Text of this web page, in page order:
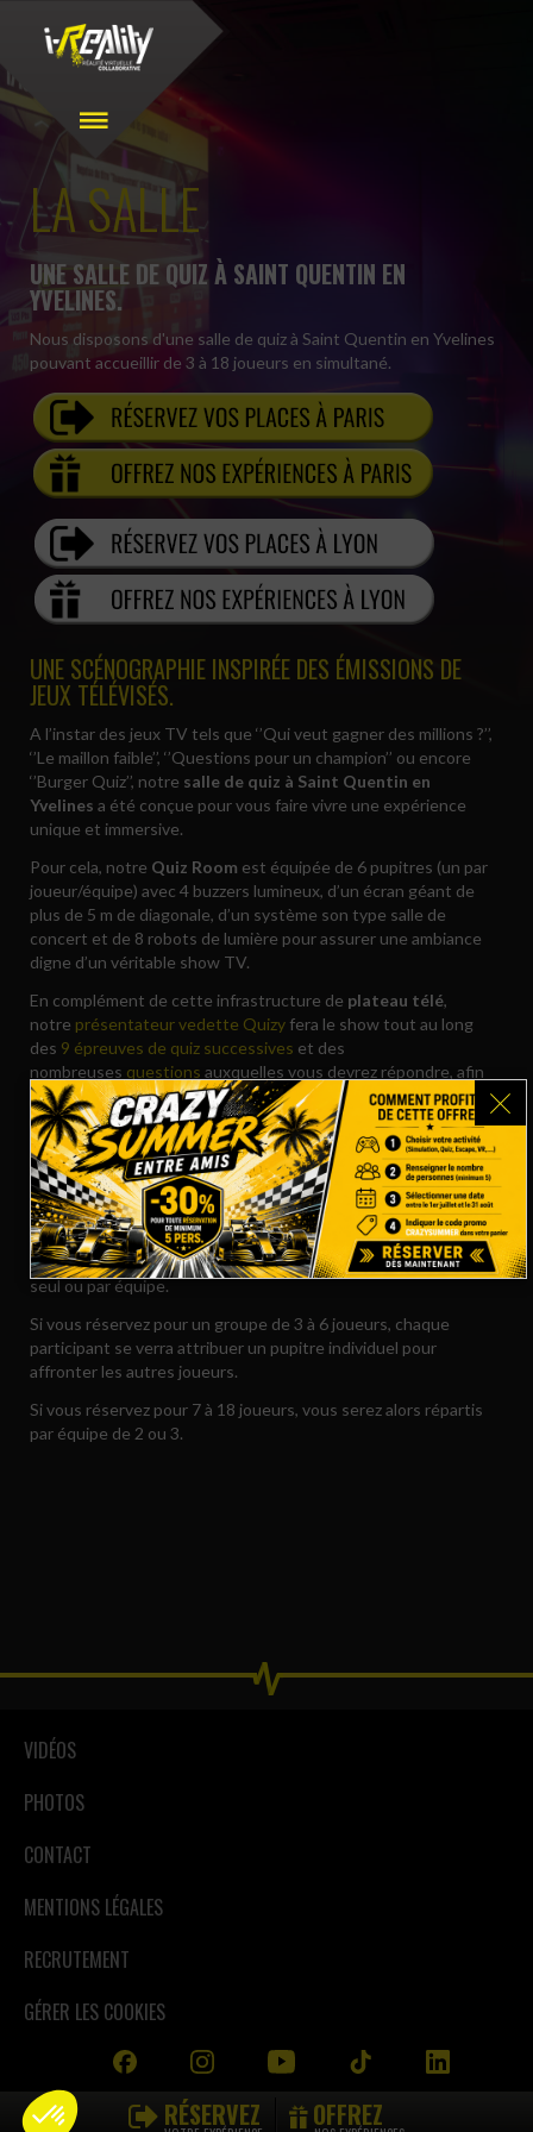
LA SALLE
UNE SALLE DE QUIZ À SAINT QUENTIN EN
YVELINES.
Nous disposons d'une salle de quiz à Saint Quentin en Yvelines
pouvant accueillir de 3 à 18 joueurs en simultané.
UNE SCÉNOGRAPHIE INSPIRÉE DES ÉMISSIONS DE
JEUX TÉLÉVISÉS.
A l’instar des jeux TV tels que ‘’Qui veut gagner des millions ?’’,
‘’Le maillon faible’’, ‘’Questions pour un champion’’ ou encore
‘’Burger Quiz’’, notre salle de quiz à Saint Quentin en
Yvelines a été conçue pour vous faire vivre une expérience
unique et immersive.
Pour cela, notre Quiz Room est équipée de 6 pupitres (un par
joueur/équipe) avec 4 buzzers lumineux, d’un écran géant de
plus de 5 m de diagonale, d’un système son type salle de
concert et de 8 robots de lumière pour assurer une ambiance
digne d’un véritable show TV.
En complément de cette infrastructure de plateau télé,
notre présentateur vedette Quizy fera le show tout au long
des 9 épreuves de quiz successives et des
nombreuses questions auxquelles vous devrez répondre, afin
de vous plonger au cœur d’une véritable émission TV grandeur
nature.
SESSION EN SOLO OU EN ÉQUIPE EN FONCTION DU
NOMBRE DE JOUEURS.
Nos pupitres de jeu sont conçus pour accueillir 1 à 3 joueurs.
Ainsi, en fonction du nombre de participants, vous pourrez jouer
seul ou par équipe.
Si vous réservez pour un groupe de 3 à 6 joueurs, chaque
participant se verra attribuer un pupitre individuel pour
affronter les autres joueurs.
Si vous réservez pour 7 à 18 joueurs, vous serez alors répartis
par équipe de 2 ou 3.
RÉSERVEZ OFFREZ
VIDÉOS
PHOTOS
CONTACT
MENTIONS LÉGALES
RECRUTEMENT
GÉRER LES COOKIES